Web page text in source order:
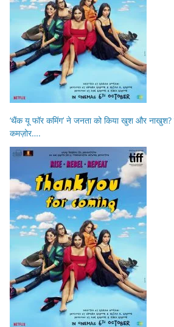
‘थैंक यू फॉर कमिंग’ ने जनता को किया खुश और नाखुश?
कमज़ोर….